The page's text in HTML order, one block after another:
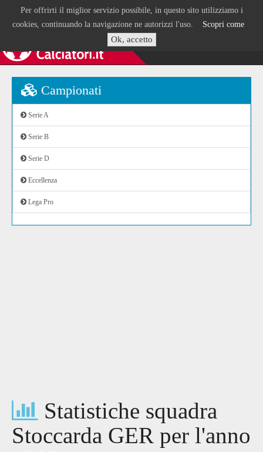
Per offrirti il miglior servizio possibile, in questo sito utilizziamo i
cookies, continuando la navigazione ne autorizzi l'uso. Scopri come
Ok, accetto
Campionati
Serie A
Serie B
Serie D
Eccellenza
Lega Pro
Statistiche squadra
Stoccarda GER per l'anno